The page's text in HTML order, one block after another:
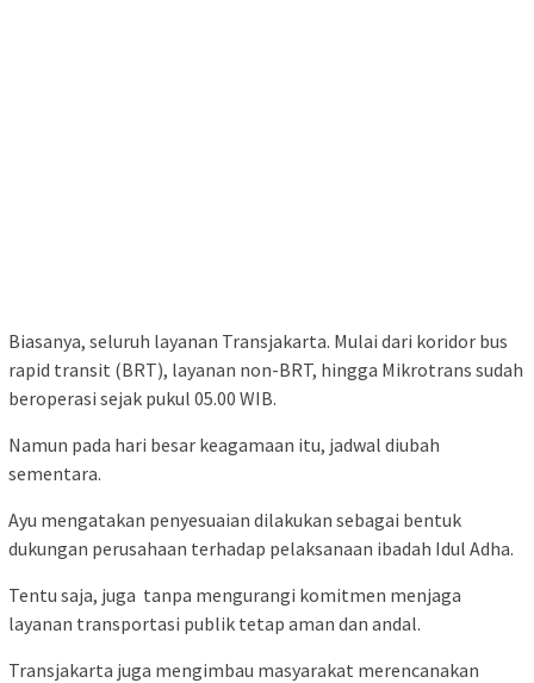
Biasanya, seluruh layanan Transjakarta. Mulai dari koridor bus
rapid transit (BRT), layanan non-BRT, hingga Mikrotrans sudah
beroperasi sejak pukul 05.00 WIB.
Namun pada hari besar keagamaan itu, jadwal diubah
sementara.
Ayu mengatakan penyesuaian dilakukan sebagai bentuk
dukungan perusahaan terhadap pelaksanaan ibadah Idul Adha.
Tentu saja, juga tanpa mengurangi komitmen menjaga
layanan transportasi publik tetap aman dan andal.
Transjakarta juga mengimbau masyarakat merencanakan